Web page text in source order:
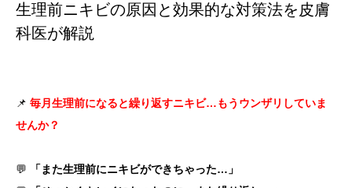
生理前ニキビの原因と効果的な対策法を皮膚
科医が解説
📌 毎月生理前になると繰り返すニキビ…もうウンザリしていま
せんか？
💬
「また生理前にニキビができちゃった…」